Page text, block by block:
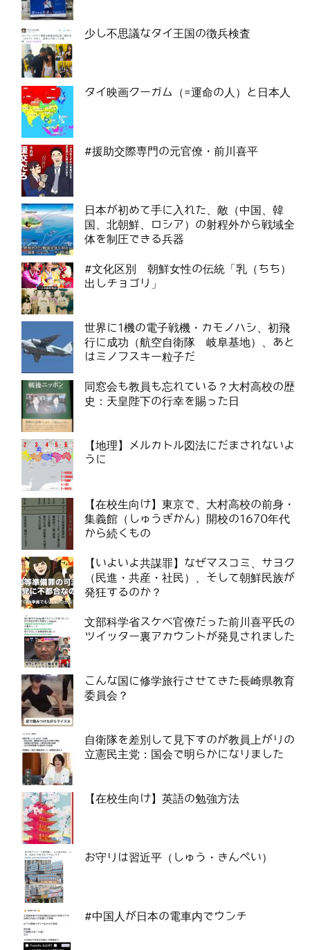
少し不思議なタイ王国の徴兵検査
タイ映画クーガム（=運命の人）と日本人
#援助交際専門の元官僚・前川喜平
日本が初めて手に入れた、敵（中国、韓
国、北朝鮮、ロシア）の射程外から戦域全
体を制圧できる兵器
#文化区別 朝鮮女性の伝統「乳（ちち）
出しチョゴリ」
世界に1機の電子戦機・カモノハシ、初飛
行に成功（航空自衛隊 岐阜基地）、あと
はミノフスキー粒子だ
同窓会も教員も忘れている？大村高校の歴
史：天皇陛下の行幸を賜った日
【地理】メルカトル図法にだまされないよ
うに
【在校生向け】東京で、大村高校の前身・
集義館（しゅうぎかん）開校の1670年代
から続くもの
【いよいよ共謀罪】なぜマスコミ、サヨク
（民進・共産・社民）、そして朝鮮民族が
発狂するのか？
文部科学省スケベ官僚だった前川喜平氏の
ツイッター裏アカウントが発見されました
こんな国に修学旅行させてきた長崎県教育
委員会？
自衛隊を差別して見下すのが教員上がりの
立憲民主党：国会で明らかになりました
【在校生向け】英語の勉強方法
お守りは習近平（しゅう・きんぺい）
#中国人が日本の電車内でウンチ